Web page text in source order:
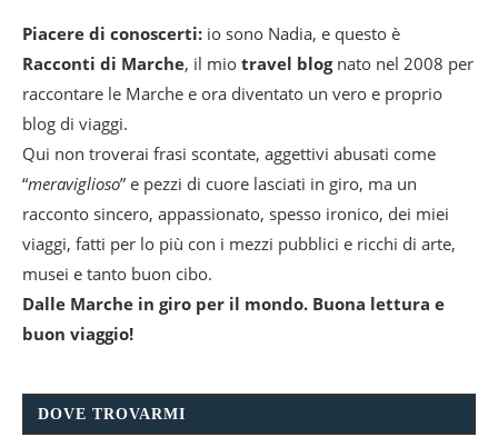
Piacere di conoscerti: io sono Nadia, e questo è
Racconti di Marche, il mio travel blognato nel 2008 per
raccontare le Marche e ora diventato un vero e proprio
blog di viaggi.
Qui non troverai frasi scontate, aggettivi abusati come
“meraviglioso” e pezzi di cuore lasciati in giro, ma un
racconto sincero, appassionato, spesso ironico, dei miei
viaggi, fatti per lo più con i mezzi pubblici e ricchi di arte,
musei e tanto buon cibo.
Dalle Marche in giro per il mondo. Buona lettura e
buon viaggio!
DOVE TROVARMI